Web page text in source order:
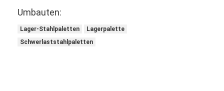
Umbauten:
Lager-Stahlpaletten
Lagerpalette
Schwerlaststahlpaletten